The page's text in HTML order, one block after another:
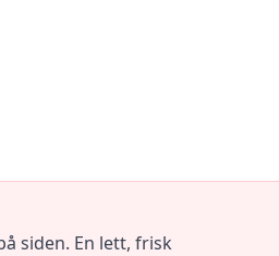
siden. En lett, frisk